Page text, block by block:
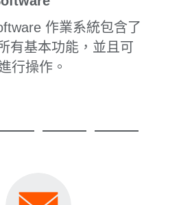
作業系統包含了
有基本功能，並且可
行操作。